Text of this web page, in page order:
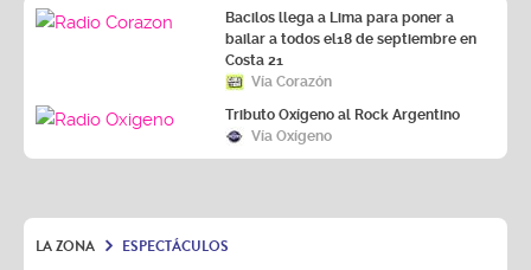
Bacilos llega a Lima para poner a
bailar a todos el18 de septiembre en
Costa 21
Vía Corazón
Tributo Oxígeno al Rock Argentino
Vía Oxígeno
LA ZONA ESPECTÁCULOS